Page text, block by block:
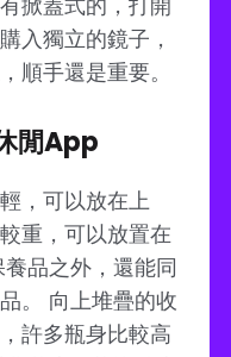
掀蓋式的，打開
入獨立的鏡子，
順手還是重要。
閒App
，可以放在上
重，可以放置在
品之外，還能同
。 向上堆疊的收
許多瓶身比較高